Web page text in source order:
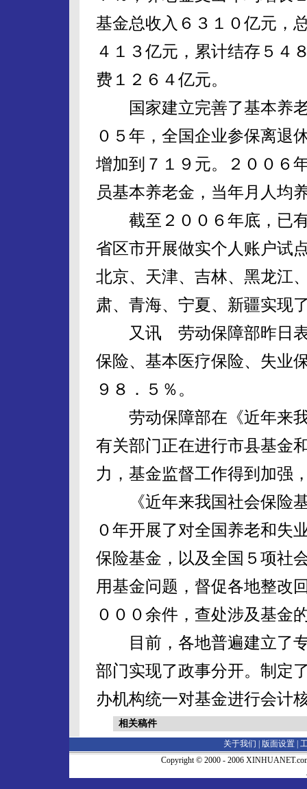
基金总收入６３１０亿元，
４１３亿元，累计结存５４
费１２６４亿元。
国家建立完善了基本养老
０５年，全国企业参保离退
增加到７１９元。２００６
员基本养老金，当年月人均
截至２００６年底，已有
省区市开展做实个人账户试
北京、天津、吉林、黑龙江
肃、青海、宁夏、新疆实现
又讯 劳动保障部昨日表
保险、基本医疗保险、失业
９８．５％。
劳动保障部在《近年来我
有关部门正在进行市县基金
力，基金监督工作得到加强
《近年来我国社会保险基
０年开展了对全国养老和失
保险基金，以及全国５项社
用基金问题，督促各地整改
０００余件，查处涉及基金
目前，各地普遍建立了专
部门实现了政事分开。制定
办机构统一对基金进行会计
相关稿件
关于我们 | 版面设置
Copyright © 2000 - 2006